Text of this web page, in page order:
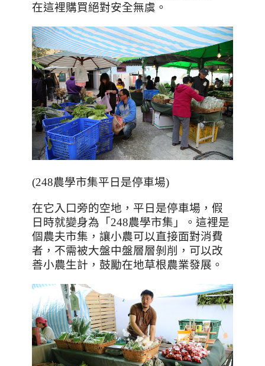
在這裡購買絕對安全無虞。
(248農學市集平日是停車場)
在它入口旁的空地，平日是停車場，假
日時就變身為「 248農學市集」。這裡是
個農夫市集，讓小農可以直接面對消費
者，不需被大盤中盤層層剝削，可以改
善小農生計，鼓勵在地草根農業發展。